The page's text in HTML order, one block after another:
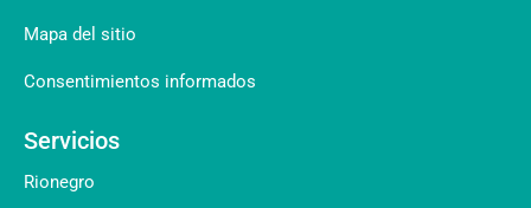
Mapa del sitio
Consentimientos informados
Servicios
Rionegro